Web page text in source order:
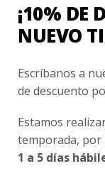
¡10% DE
NUEVO
Escríbanos a
de descuento
Estamos
temporada, por
1 a 5 días